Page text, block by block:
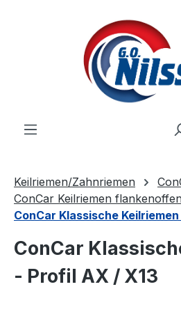
Zum Hauptinhalt springen
Keilriemen/Zahnriemen
ConCar Keilriemen
ConCar Klassische
ConCar
- Profil AX / X13